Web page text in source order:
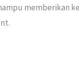
memberikan